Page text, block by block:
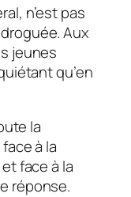
n’est pas
Aux
jeunes
qu’en
la
à la
face à la
réponse.